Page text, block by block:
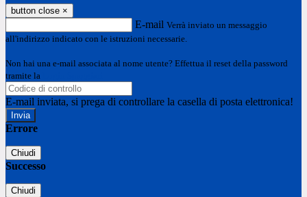
button close ×
E-mail Verrà inviato un messaggio
all'indirizzo indicato con le istruzioni necessarie.
Non hai una e-mail associata al nome utente? Effettua il reset della password
tramite la
E-mail inviata, si prega di controllare la casella di posta elettronica!
Errore
Chiudi
Successo
Chiudi